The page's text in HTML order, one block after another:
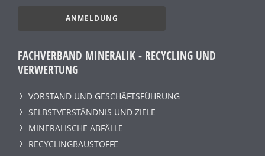
ANMELDUNG
FACHVERBAND MINERALIK - RECYCLING UND
VERWERTUNG
VORSTAND UND GESCHÄFTSFÜHRUNG
SELBSTVERSTÄNDNIS UND ZIELE
MINERALISCHE ABFÄLLE
RECYCLINGBAUSTOFFE